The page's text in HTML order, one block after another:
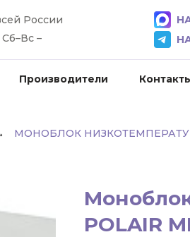
Производители
–
России
МОНОБЛОК
POLAIR